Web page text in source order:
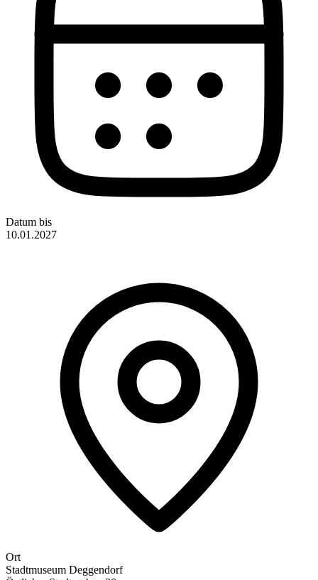
Datum bis
10.01.2027
Ort
Stadtmuseum Deggendorf